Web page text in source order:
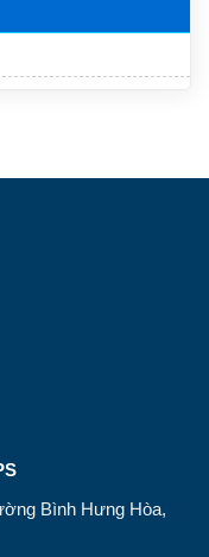
Bình Hưng Hòa,